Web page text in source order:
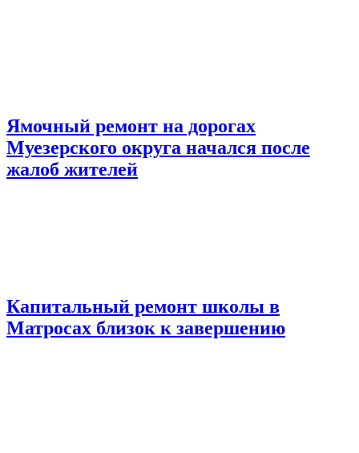
Ямочный ремонт на дорогах
Муезерского округа начался после
жалоб жителей
Капитальный ремонт школы в
Матросах близок к завершению